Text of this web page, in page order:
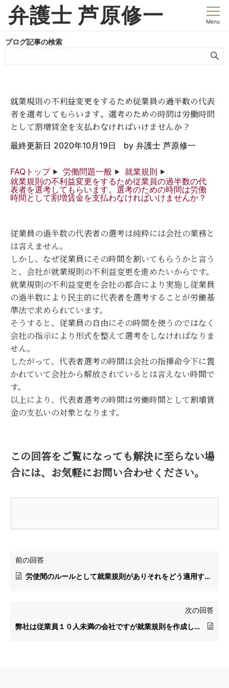
弁護士 芦原修一 Menu
就業規則の不利益変更をするため従業員の過半数の代表
者を選考してもらいます。選考のための時間は労働時間
として割増賃金を支払わなければいけませんか？
最終更新日 2020年10月19日 by 弁護士 芦原修一
FAQトップ 労働問題一般
就業規則
就業規則の不利益変更をするため従業員の過半数の代
表者を選考してもらいます。選考のための時間は労働
時間として割増賃金を支払わなければいけませんか？
従業員の過半数の代表者の選考は純粋には会社の業務と
は言えません。
しかし、なぜ従業員にその時間を割いてもらうかと言う
と、会社が就業規則の不利益変更を進めたいからです。
就業規則の不利益変更を会社の都合により実施し従業員
の過半数により民主的に代表者を選考することが労働基
準法で求められています。
そうすると、従業員の自由にその時間を使うのではなく
会社の指示により形式を整えて選考をしなければなりま
せん。
したがって、代表者選考の時間は会社の指揮命令下に置
かれていて会社から解放されているとは言えない時間で
す。
以上により、代表者選考の時間は労働時間として割増賃
金の支払いの対象となります。
この回答をご覧になっても解決に至らない場
合には、お気軽にお問い合わせください。
前の回答
労使間のルールとして就業規則がありそれをどう適用するかが争われますが、賃金規程や退職金規程などはどういう位置づけなのでしょうか？
次の回答
弊社は従業員１０人未満の会社ですが就業規則を作成した方が良いですか？
ブログ記事の検索